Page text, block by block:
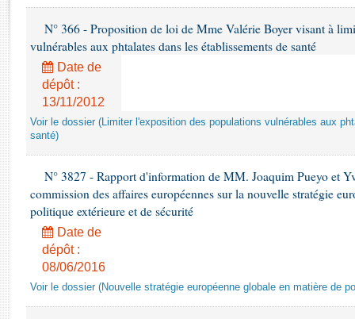
Rapports d'enquête
Rapports législatifs
Rapports sur l'application des lois
Baromètre de l’application des lois
Budget et sécurité sociale
N° 366 - Proposition de loi de Mme Valérie Boyer visant à
vulnérables aux phtalates dans les établissements de santé
Date de
dépôt :
13/11/2012
Voir le dossier (Limiter l'exposition des populations vulnérables aux
santé)
N° 3827 - Rapport d'information de MM. Joaquim Pueyo et
commission des affaires européennes sur la nouvelle stratégie
politique extérieure et de sécurité
Date de
dépôt :
08/06/2016
Voir le dossier (Nouvelle stratégie européenne globale en matière de